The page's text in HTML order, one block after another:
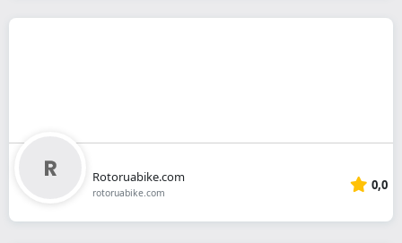
Rotoruabike.com
rotoruabike.com 0,0